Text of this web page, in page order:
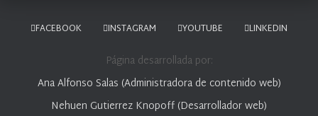
FACEBOOK INSTAGRAM YOUTUBE LINKEDIN
Página desarrollada por:
Ana Alfonso Salas (Administradora de contenido web)
Nehuen Gutierrez Knopoff (Desarrollador web)